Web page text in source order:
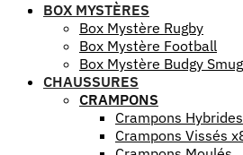
Mon compte
BOX MYSTÈRES
Box Mystère Rugby
Box Mystère Football
Box Mystère Budgy
CHAUSSURES
CRAMPONS
Crampons Hybrides
Crampons Vissés